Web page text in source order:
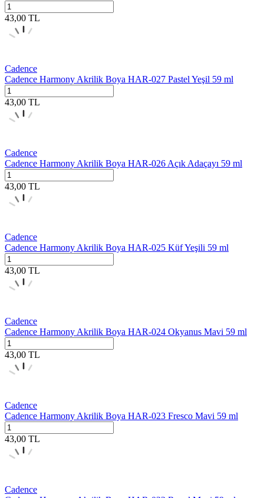
43,00 TL
Cadence
Cadence Harmony Akrilik Boya HAR-027 Pastel Yeşil 59 ml
43,00 TL
Cadence
Cadence Harmony Akrilik Boya HAR-026 Açık Adaçayı 59 ml
43,00 TL
Cadence
Cadence Harmony Akrilik Boya HAR-025 Küf Yeşili 59 ml
43,00 TL
Cadence
Cadence Harmony Akrilik Boya HAR-024 Okyanus Mavi 59 ml
43,00 TL
Cadence
Cadence Harmony Akrilik Boya HAR-023 Fresco Mavi 59 ml
43,00 TL
Cadence